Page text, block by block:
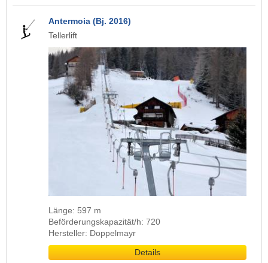
Antermoia (Bj. 2016)
Tellerlift
Länge: 597 m
Beförderungskapazität/h: 720
Hersteller: Doppelmayr
Details